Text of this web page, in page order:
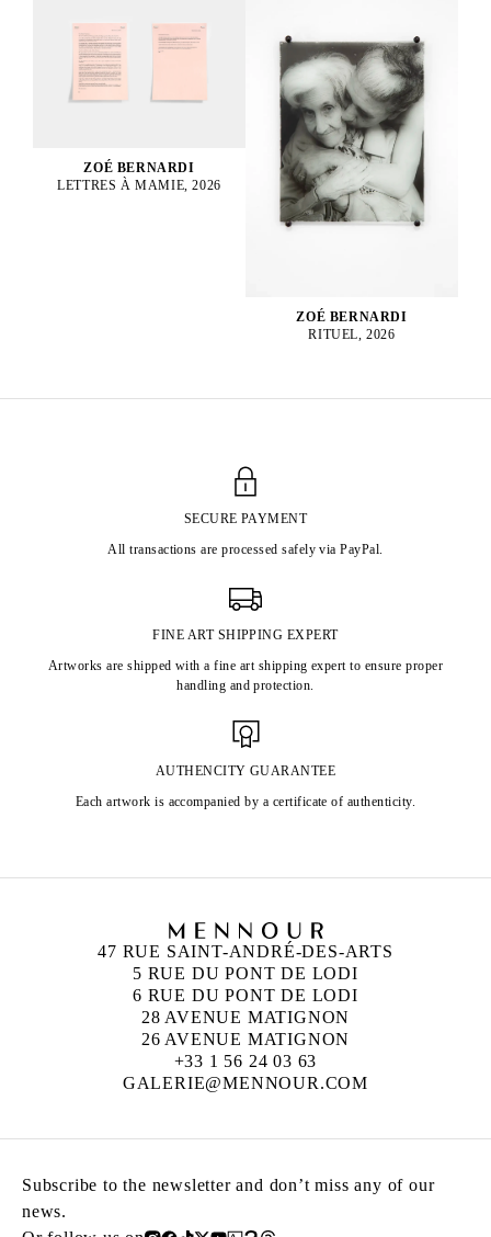
ZOÉ BERNARDI
LETTRES À MAMIE, 2026
ZOÉ BERNARDI
RITUEL, 2026
SECURE PAYMENT
All transactions are processed safely via PayPal.
FINE ART SHIPPING EXPERT
Artworks are shipped with a fine art shipping expert to ensure proper
handling and protection.
AUTHENCITY GUARANTEE
Each artwork is accompanied by a certificate of authenticity.
47 RUE SAINT-ANDRÉ-DES-ARTS
5 RUE DU PONT DE LODI
6 RUE DU PONT DE LODI
28 AVENUE MATIGNON
26 AVENUE MATIGNON
+33 1 56 24 03 63
GALERIE@MENNOUR.COM
Subscribe to the newsletter and don’t miss any of our
news.